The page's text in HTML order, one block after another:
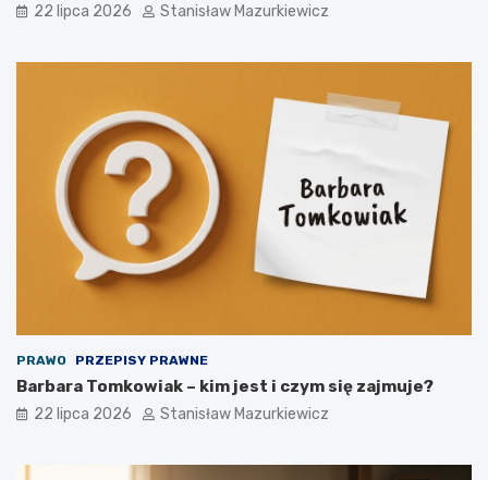
22 lipca 2026 Stanisław Mazurkiewicz
PRAWO PRZEPISY PRAWNE
Barbara Tomkowiak – kim jest i czym się zajmuje?
22 lipca 2026 Stanisław Mazurkiewicz